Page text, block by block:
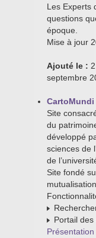
Les Experts
questions
époque.
Mise à jour
Ajouté le :
septembre
CartoMundi
Site
du
développé
sciences de
de
Site fondé
Portail